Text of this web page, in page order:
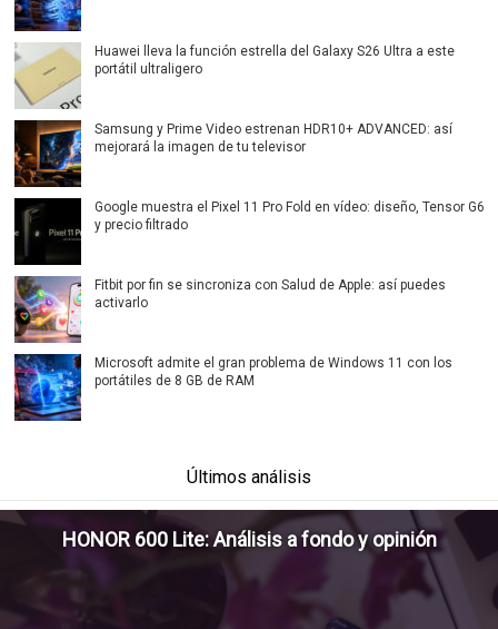
Huawei lleva la función estrella del Galaxy S26 Ultra a este
portátil ultraligero
Samsung y Prime Video estrenan HDR10+ ADVANCED: así
mejorará la imagen de tu televisor
Google muestra el Pixel 11 Pro Fold en vídeo: diseño, Tensor G6
y precio filtrado
Fitbit por fin se sincroniza con Salud de Apple: así puedes
activarlo
Microsoft admite el gran problema de Windows 11 con los
portátiles de 8 GB de RAM
Últimos análisis
HONOR 600 Lite: Análisis a fondo y opinión